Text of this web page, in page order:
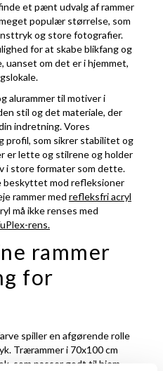
et pænt udvalg af rammer
populær størrelse, som
og store fotografier.
for at skabe blikfang og
om det er i hjemmet,
alurammertil motiver i
stil og det materiale, der
indretning. Vores
profil, som sikrer stabilitet og
er lette og stilrene og holder
i store formater som dette.
beskyttet mod refleksioner
rammer med refleksfri acryl
må ikke renses med
rens.
rammer
for
spiller en afgørende rolle
Trærammer i 70x100 cm
som passer godt til hjem